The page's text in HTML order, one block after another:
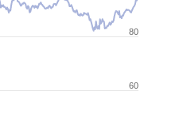
60
80